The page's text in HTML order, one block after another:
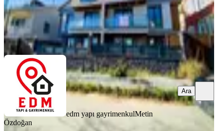
edm yapı gayrimenkulMetin Özdoğan
Ara
edm yapı gayrimenkulMetin
Özdoğan
Ara